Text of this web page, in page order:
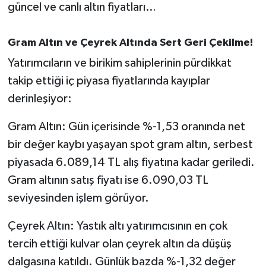
güncel ve canlı altın fiyatları…
Gram Altın ve Çeyrek Altında Sert Geri Çekilme!
Yatırımcıların ve birikim sahiplerinin pürdikkat
takip ettiği iç piyasa fiyatlarında kayıplar
derinleşiyor:
Gram Altın: Gün içerisinde %-1,53 oranında net
bir değer kaybı yaşayan spot gram altın, serbest
piyasada 6.089,14 TL alış fiyatına kadar geriledi.
Gram altının satış fiyatı ise 6.090,03 TL
seviyesinden işlem görüyor.
Çeyrek Altın: Yastık altı yatırımcısının en çok
tercih ettiği kulvar olan çeyrek altın da düşüş
dalgasına katıldı. Günlük bazda %-1,32 değer
Manyas
OLAY
OTOMOTİV
Resmi İlanlar
Savaştepe
SEYAHAT
SİYASET
Sındırgı